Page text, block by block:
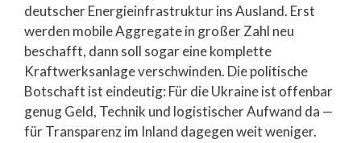
deutscher Energieinfrastruktur ins Ausland. Erst
werden mobile Aggregate in großer Zahl neu
beschafft, dann soll sogar eine komplette
Kraftwerksanlage verschwinden. Die politische
Botschaft ist eindeutig: Für die Ukraine ist offenbar
genug Geld, Technik und logistischer Aufwand da —
für Transparenz im Inland dagegen weit weniger.